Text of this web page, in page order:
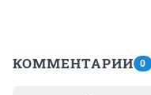
КОММЕНТАРИИ 0